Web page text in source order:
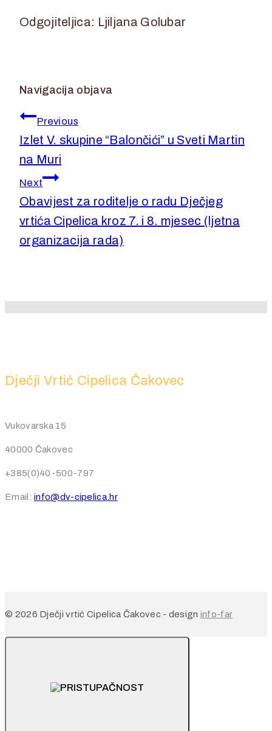
Odgojiteljica: Ljiljana Golubar
Navigacija objava
Previous
Izlet V. skupine “Balončići” u Sveti Martin
na Muri
Next
Obavijest za roditelje o radu Dječjeg
vrtića Cipelica kroz 7. i 8. mjesec (ljetna
organizacija rada)
Dječji Vrtić Cipelica Čakovec
Vukovarska 15
40000 Čakovec
+385(0)40-500-797
Email:info@dv-cipelica.hr
© 2026 Dječji vrtić Cipelica Čakovec - design info-far